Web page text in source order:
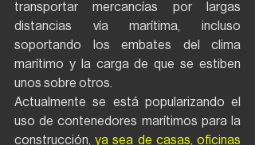
transportar mercancías por largas
distancias vía marítima, incluso
soportando los embates del clima
marítimo y la carga de que se estiben
unos sobre otros.
Actualmente se está popularizando el
uso de contenedores marítimos para la
construcción, ya sea de casas, oficinas